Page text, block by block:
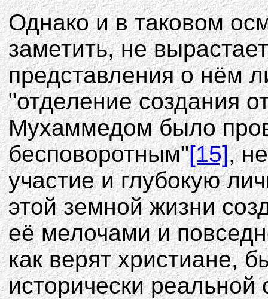
Однако и в таковом
заметить, не
представления о нём
"отделение создания
Мухаммедом было
бесповоротным"[15],
участие и глубокую
этой земной жизни
её мелочами и
как верят христиане,
исторически реальной